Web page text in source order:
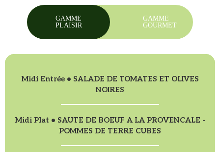
GAMME
PLAISIR
GAMME
GOURMET
Midi Entrée • SALADE DE TOMATES ET OLIVES
NOIRES
Midi Plat • SAUTE DE BOEUF A LA PROVENCALE -
POMMES DE TERRE CUBES